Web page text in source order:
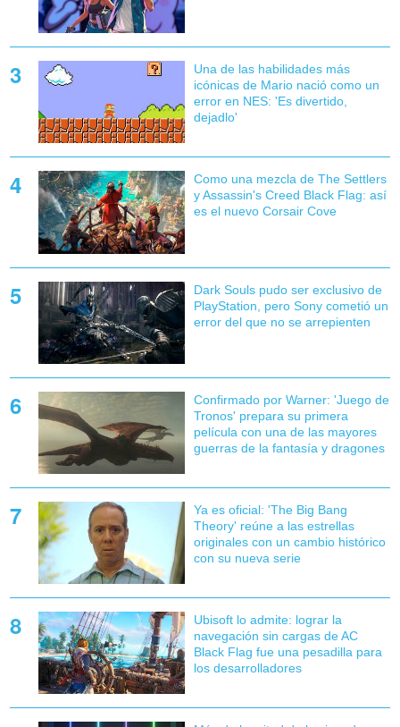
Una de las habilidades más
icónicas de Mario nació como un
error en NES: 'Es divertido,
dejadlo'
Como una mezcla de The Settlers
y Assassin's Creed Black Flag: así
es el nuevo Corsair Cove
Dark Souls pudo ser exclusivo de
PlayStation, pero Sony cometió un
error del que no se arrepienten
Confirmado por Warner: 'Juego de
Tronos' prepara su primera
película con una de las mayores
guerras de la fantasía y dragones
Ya es oficial: 'The Big Bang
Theory' reúne a las estrellas
originales con un cambio histórico
con su nueva serie
Ubisoft lo admite: lograr la
navegación sin cargas de AC
Black Flag fue una pesadilla para
los desarrolladores